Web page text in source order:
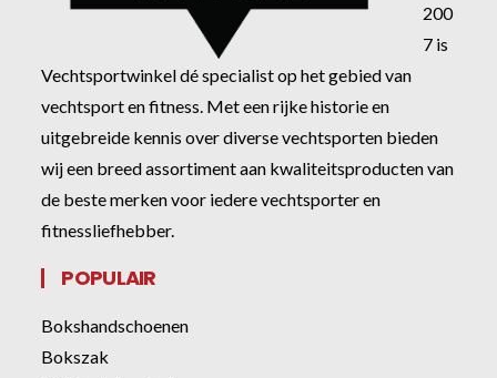
200
7 is
Vechtsportwinkel dé specialist op het gebied van
vechtsport en fitness. Met een rijke historie en
uitgebreide kennis over diverse vechtsporten bieden
wij een breed assortiment aan kwaliteitsproducten van
de beste merken voor iedere vechtsporter en
fitnessliefhebber.
POPULAIR
Bokshandschoenen
Bokszak